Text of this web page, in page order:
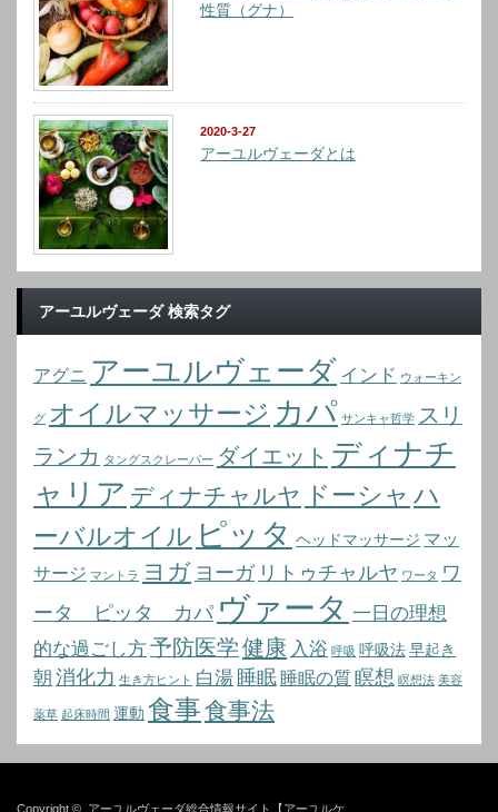
性質（グナ）
2020-3-27
アーユルヴェーダとは
アーユルヴェーダ 検索タグ
アグニ アーユルヴェーダ インド ウォーキン
グ オイルマッサージ カパ サンキャ哲学 スリ
ランカ タングスクレーパー ダイエット ディナチ
ャリア ディナチャルヤ ドーシャ ハ
ーバルオイル ピッタ ヘッドマッサージ マッ
サージ マントラ ヨガ ヨーガ リトゥチャルヤ ワータ ワ
ータ ピッタ カパ ヴァータ 一日の理想
的な過ごし方予防医学健康 入浴 呼吸 呼吸法 早起き
朝 消化力 生き方ヒント 白湯 睡眠 睡眠の質瞑想 瞑想法 美容
薬草 起床時間 運動 食事食事法
Copyright © アーユルヴェーダ総合情報サイト【アーユルケ